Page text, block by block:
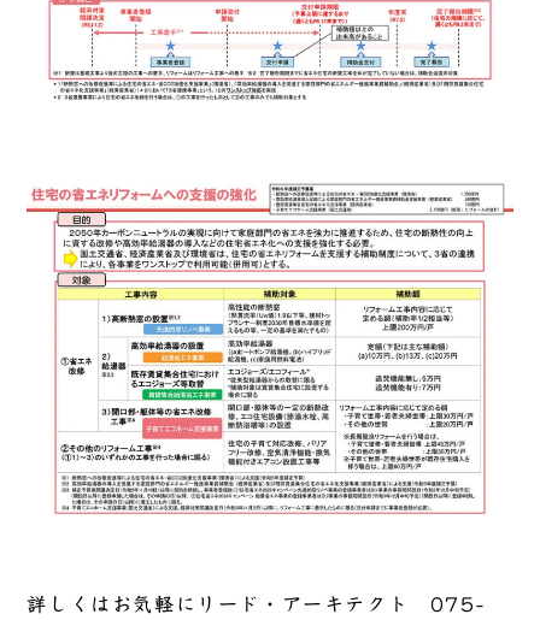
詳しくはお気軽にリード・アーキテクト 075-